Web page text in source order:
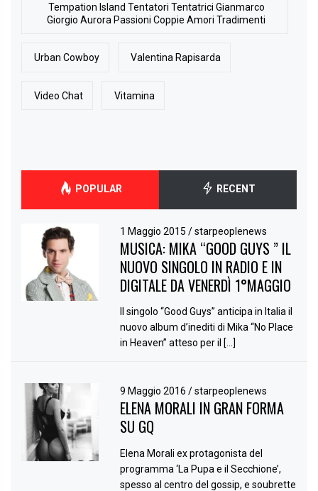
Tempation Island Tentatori Tentatrici Gianmarco
Giorgio Aurora Passioni Coppie Amori Tradimenti
Urban Cowboy Valentina Rapisarda
Video Chat Vitamina
POPULAR RECENT
1 Maggio 2015/ starpeoplenews
MUSICA: MIKA “GOOD GUYS ” IL
NUOVO SINGOLO IN RADIO E IN
DIGITALE DA VENERDÌ 1°MAGGIO
Il singolo “Good Guys” anticipa in Italia il
nuovo album d’inediti di Mika “No Place
in Heaven” atteso per il […]
9 Maggio 2016/ starpeoplenews
ELENA MORALI IN GRAN FORMA
SU GQ
Elena Morali ex protagonista del
programma ‘La Pupa e il Secchione’,
spesso al centro del gossip, e soubrette